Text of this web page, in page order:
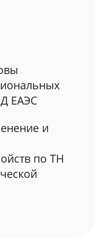
ЕАЭС
и
по ТН